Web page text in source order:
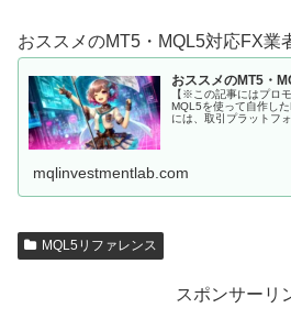
おススメのMT5・MQL5対応FX業
おススメのMT5・
【※この記事にはプロ
MQL5を使って自作し
には、取引プラットフ
mqlinvestmentlab.com
MQL5リファレンス
スポンサーリ